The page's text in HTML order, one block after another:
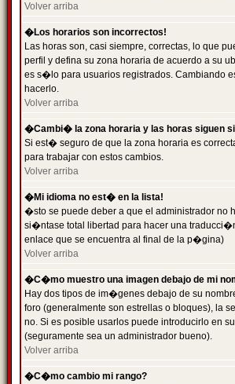
Volver arriba
�Los horarios son incorrectos!
Las horas son, casi siempre, correctas, lo que
perfil y defina su zona horaria de acuerdo a su
es s�lo para usuarios registrados. Cambiando
hacerlo.
Volver arriba
�Cambi� la zona horaria y las horas siguen
Si est� seguro de que la zona horaria es
para trabajar con estos cambios.
Volver arriba
�Mi idioma no est� en la lista!
�sto se puede deber a que el administrador no
si�ntase total libertad para hacer una
enlace que se encuentra al final de la p�gina)
Volver arriba
�C�mo muestro una imagen debajo de mi
Hay dos tipos de im�genes debajo de su
foro (generalmente son estrellas o bloques), la
no. Si es posible usarlos puede introducirlo en
(seguramente sea un administrador bueno).
Volver arriba
�C�mo cambio mi rango?